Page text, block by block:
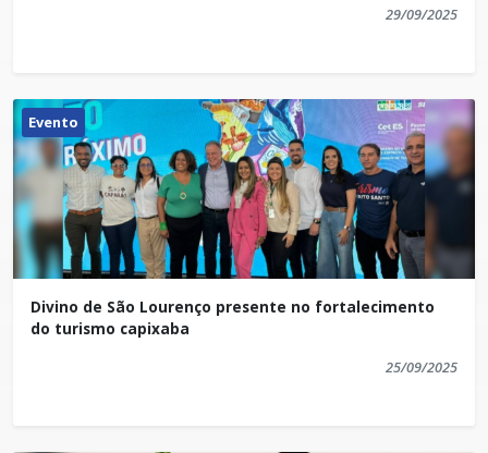
29/09/2025
Evento
Divino de São Lourenço presente no fortalecimento
do turismo capixaba
25/09/2025